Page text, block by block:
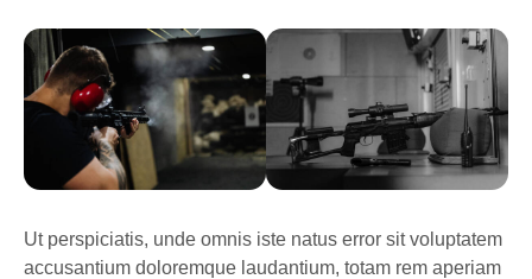
Ut perspiciatis, unde omnis iste natus error sit voluptatem
accusantium doloremque laudantium, totam rem aperiam